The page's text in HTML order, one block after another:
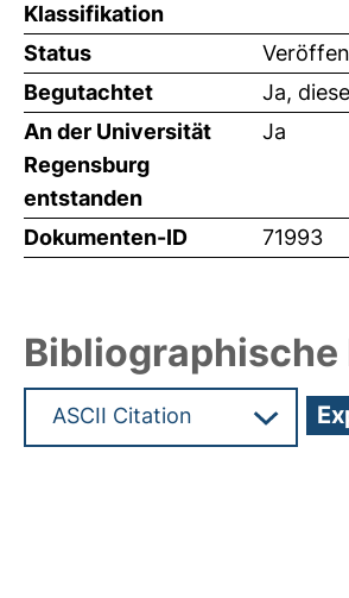
Klassifikation
Status
Begutachtet
Ja,
An der Universität
Regensburg
entstanden
Ja
Dokumenten-ID 71993